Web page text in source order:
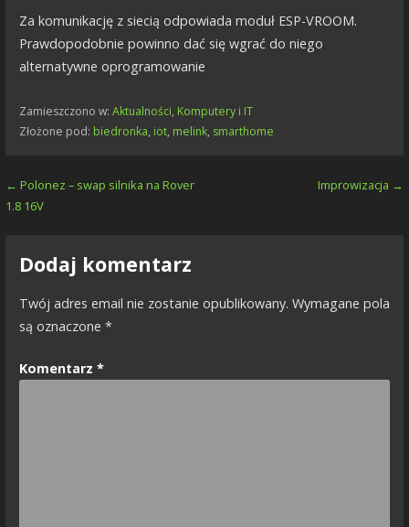
Za komunikację z siecią odpowiada moduł ESP-VROOM.
Prawdopodobnie powinno dać się wgrać do niego
alternatywne oprogramowanie
Zamieszczono w: Aktualności, Komputery i IT
Złożone pod: biedronka, iot, melink, smarthome
Nawigacja
← Polonez – swap silnika na Rover
1.8 16V
Improwizacja →
Dodaj komentarz
Twój adres email nie zostanie opublikowany. Wymagane pola
są oznaczone *
Komentarz *